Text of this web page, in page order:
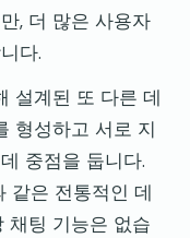
, 더 많은 사용자
다.
설계된 또 다른 데
형성하고 서로 지
중점을 둡니다.
같은 전통적인 데
채팅 기능은 없습